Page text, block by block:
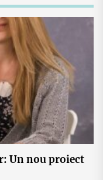
Un nou proiect